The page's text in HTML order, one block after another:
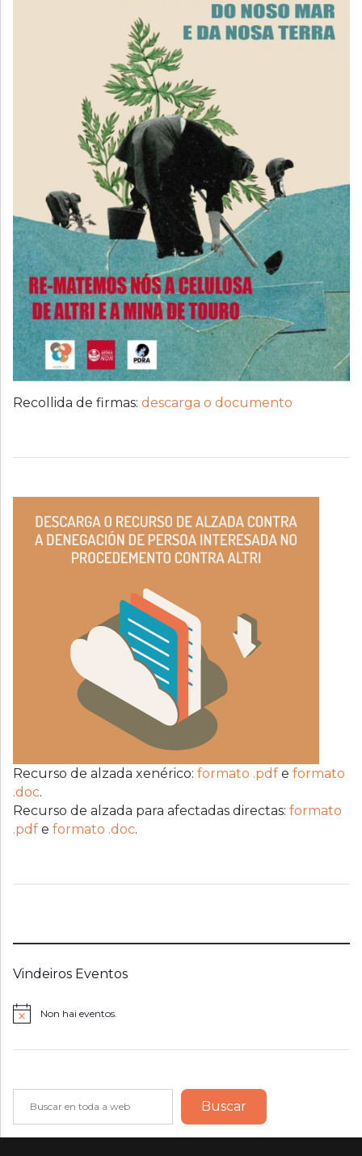
Recollida de firmas: descarga o documento
Recurso de alzada xenérico: formato .pdf e formato
.doc.
Recurso de alzada para afectadas directas: formato
.pdf e formato .doc.
Vindeiros Eventos
Notice Non hai eventos.
Buscar